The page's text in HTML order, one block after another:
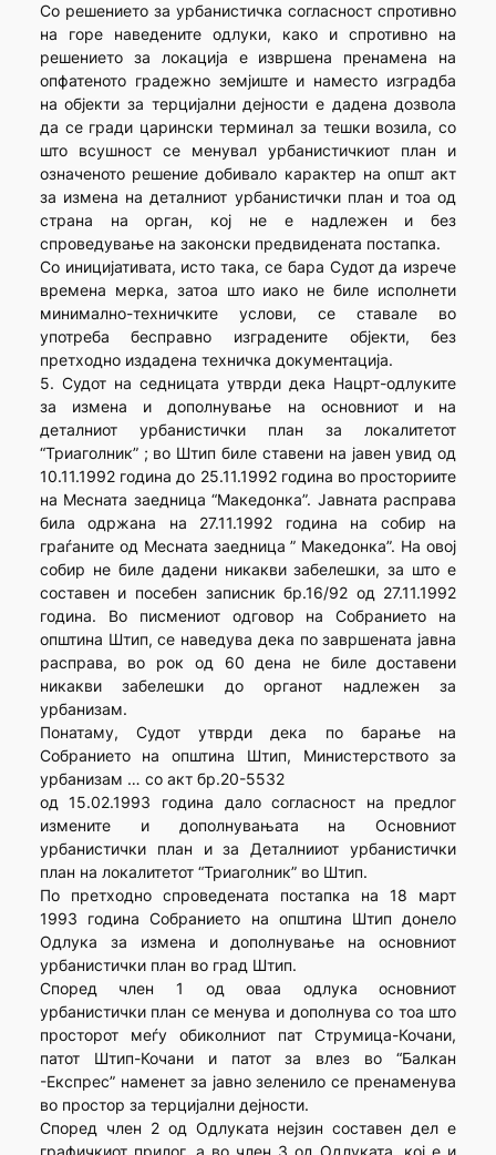
Со решението за урбанистичка согласност спротивно
на горе наведените одлуки, како и спротивно на
решението за локација е извршена пренамена на
опфатеното градежно земјиште и наместо изградба
на објекти за терцијални дејности е дадена дозвола
да се гради царински терминал за тешки возила, со
што всушност се менувал урбанистичкиот план и
означеното решение добивало карактер на општ акт
за измена на деталниот урбанистички план и тоа од
страна на орган, кој не е надлежен и без
спроведување на законски предвидената постапка.
Со иницијативата, исто така, се бара Судот да изрече
времена мерка, затоа што иако не биле исполнети
минимално-техничките услови, се ставале во
употреба бесправно изградените објекти, без
претходно издадена техничка документација.
5. Судот на седницата утврди дека Нацрт-одлуките
за измена и дополнување на основниот и на
деталниот урбанистички план за локалитетот
“Триаголник” ; во Штип биле ставени на јавен увид од
10.11.1992 година до 25.11.1992 година во просториите
на Месната заедница “Македонка”. Јавната расправа
била одржана на 27.11.1992 година на собир на
граѓаните од Месната заедница ” Македонка”. На овој
собир не биле дадени никакви забелешки, за што е
составен и посебен записник бр.16/92 од 27.11.1992
година. Во писмениот одговор на Собранието на
општина Штип, се наведува дека по завршената јавна
расправа, во рок од 60 дена не биле доставени
никакви забелешки до органот надлежен за
урбанизам.
Понатаму, Судот утврди дека по барање на
Собранието на општина Штип, Министерството за
урбанизам … со акт бр.20-5532
од 15.02.1993 година дало согласност на предлог
измените и дополнувањата на Основниот
урбанистички план и за Деталнииот урбанистички
план на локалитетот “Триаголник” во Штип.
По претходно спроведената постапка на 18 март
1993 година Собранието на општина Штип донело
Одлука за измена и дополнување на основниот
урбанистички план во град Штип.
Според член 1 од оваа одлука основниот
урбанистички план се менува и дополнува со тоа што
просторот меѓу обиколниот пат Струмица-Кочани,
патот Штип-Кочани и патот за влез во “Балкан
-Експрес” наменет за јавно зеленило се пренаменува
во простор за терцијални дејности.
Според член 2 од Одлуката нејзин составен дел е